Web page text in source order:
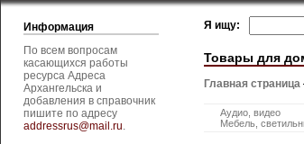
Информация
По всем вопросам
касающихся работы
ресурса Адреса
Архангельска и
добавления в справочник
пишите по адресу
addressrus@mail.ru.
Я ищу:
Товары для
Главная страница
Аудио, видео
Мебель,